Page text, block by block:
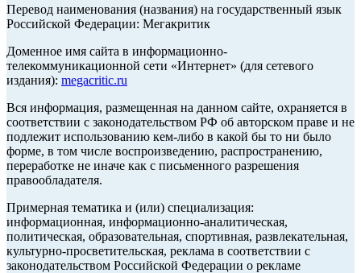
Перевод наименования (названия) на государственный язык
Российской Федерации: Мегакритик
Доменное имя сайта в информационно-
телекоммуникационной сети «Интернет» (для сетевого
издания): megacritic.ru
Вся информация, размещенная на данном сайте, охраняется в
соответствии с законодательством РФ об авторском праве и не
подлежит использованию кем-либо в какой бы то ни было
форме, в том числе воспроизведению, распространению,
переработке не иначе как с письменного разрешения
правообладателя.
Примерная тематика и (или) специализация:
информационная, информационно-аналитическая,
политическая, образовательная, спортивная, развлекательная,
культурно-просветительская, реклама в соответствии с
законодательством Российской Федерации о рекламе